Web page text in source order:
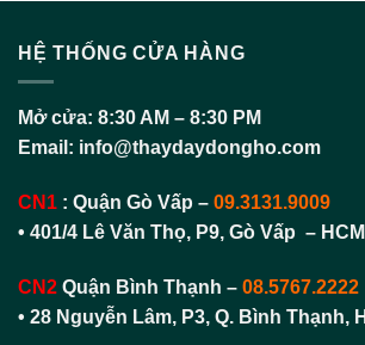
HỆ THỐNG CỬA HÀNG
Mở cửa: 8:30 AM – 8:30 PM
Email: info@thaydaydongho.com
CN1 : Quận Gò Vấp – 09.3131.9009
• 401/4 Lê Văn Thọ, P9, Gò Vấp – HCM
CN2 Quận Bình Thạnh – 08.5767.2222
• 28 Nguyễn Lâm, P3, Q. Bình Thạnh,